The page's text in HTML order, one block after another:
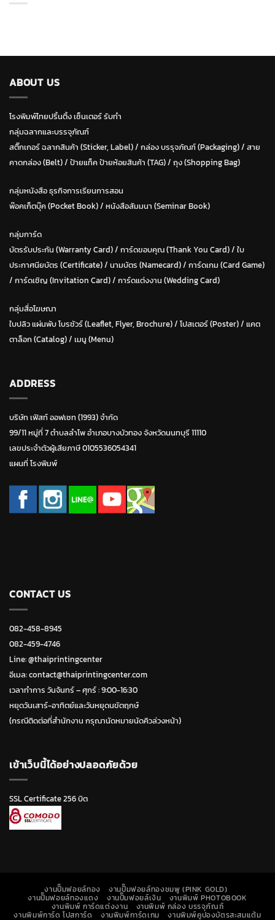
ABOUT US
โรงพิมพ์ไทยปริ้นติ้ง เซ็นเตอร์ รับทำ
กลุ่มฉลากและบรรจุภัณฑ์
สติ๊กเกอร์ ฉลากสินค้า (Sticker, Label)/ กล่อง บรรุจภัณฑ์ (Packaging)/ สาย
คาดกล่อง (Belt)/ ป้ายแท็ค ป้ายห้อยสินค้า (TAG)/ ถุง (Shopping Bag)
กลุ่มหนังสือ ธุรกิจการเรียนการสอน
พ๊อคเก็ตบุ๊ค (Pocket Book)/ หนังสือสัมมนา (Seminar Book)
กลุ่มการ์ด
บัตรรับประกัน (Warranty Card)/ การ์ดขอบคุณ (Thank You Card)/ ใบ
ประกาศนียบัตร (Certificate)/ นามบัตร (Namecard)/ การ์ดเกม (Card Game)
/ การ์ดเชิญ (Invitation Card)/ การ์ดแต่งงาน (Wedding Card)
กลุ่มสื่อโฆษณา
ใบปลิว แผ่นพับ โบรชัวร์ (Leaflet, Flyer, Brochure)/ โปสเตอร์ (Poster) / แคต
ตาล็อก (Catalog)/ เมนู (Menu)
ADDRESS
บริษัท เฟิสท์ ออฟเซท (1993) จำกัด
99/11 หมู่ที่ 7 ตำบลลำโพ อำเภอบางบัวทอง จังหวัดนนทบุรี 11110
เลขประจำตัวผู้เสียภาษี 0105536054341
แผนที่ โรงพิมพ์
CONTACT US
082-458-8945
082-459-4746
Line:@thaiprintingcenter
อีเมล: contact@thaiprintingcenter.com
เวลาทำการ วันจ้นทร์ – ศุกร์ : 9:00-16:30
หยุดวันเสาร์-อาทิตย์และวันหยุดนขัตฤกษ์
(กรณีติดต่อที่สำนักงาน กรุณานัดหมายนัดคิวล่วงหน้า)
เข้าเว็บนี้ได้อย่างปลอดภัยด้วย
SSL Certificate 256 บิต
งานปั๊มฟอยล์ทอง งานปั๊มฟอยล์ทองชมพู (PINK GOLD)
งานปั๊มฟอยล์ทองแดง งานปั๊มฟอยล์เงิน งานพิมพ์ PHOTOBOOK
งานพิมพ์ การ์ดแต่งงาน งานพิมพ์ กล่อง บรรจุภัณฑ์
งานพิมพ์การ์ด โปสการ์ด งานพิมพ์การ์ดเกม งานพิมพ์คูปองบัตรสะสมแต้ม